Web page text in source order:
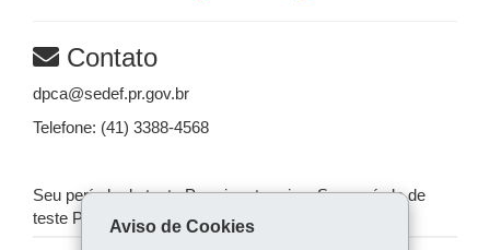
Contato
dpca@sedef.pr.gov.br
Telefone: (41) 3388-4568
Seu período de teste Premium terminouSeu período de
teste Premium terminou
Aviso de Cookies